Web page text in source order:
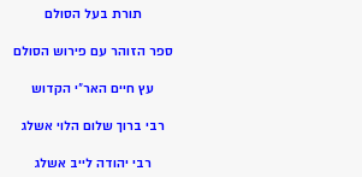
תורת בעל הסולם
ספר הזוהר עם פירוש הסולם
עץ חיים האר”י הקדוש
רבי ברוך שלום הלוי אשלג
רבי יהודה לייב אשלג